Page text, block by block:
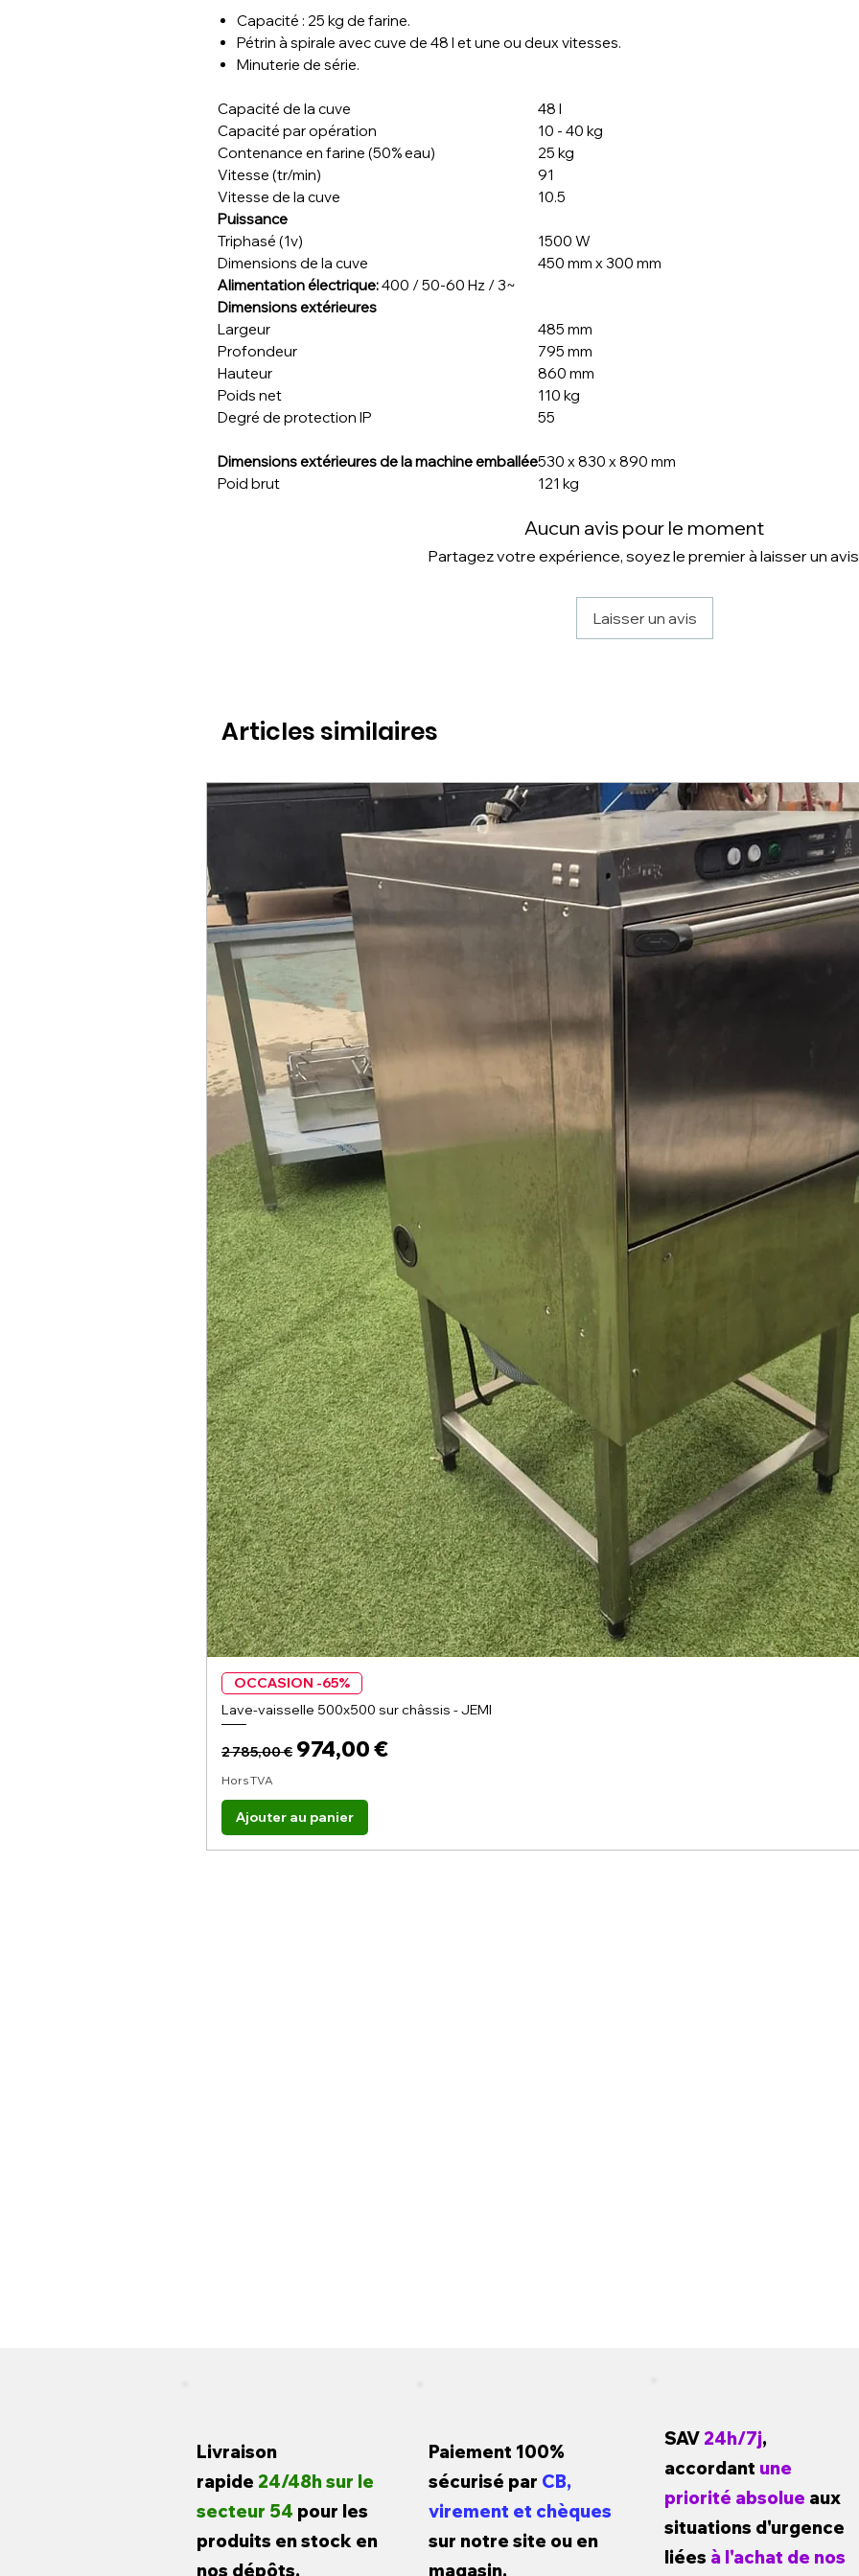
Capacité : 25 kg de farine.
Pétrin à spirale avec cuve de 48 l et une ou deux vitesses.
Minuterie de série.
Capacité de la cuve
48 l
Capacité par opération
10 - 40 kg
Contenance en farine (50% eau)
25 kg
Vitesse (tr/min)
91
Vitesse de la cuve
10.5
Puissance
Triphasé (1v)
1500 W
Dimensions de la cuve
450 mm x 300 mm
Alimentation électrique:400 / 50-60 Hz / 3~
Dimensions extérieures
Largeur
485 mm
Profondeur
795 mm
Hauteur
860 mm
Poids net
110 kg
Degré de protection IP
55
Dimensions extérieures de la machine emballée530 x 830 x 890 mm
Poid brut
121 kg
Aucun avis pour le moment
Partagez votre expérience, soyez le premier à laisser un
Laisser un avis
Articles similaires
OCCASION -65%
Lave-vaisselle 500x500 sur châssis - JEMI
Prix original
2 785,00 € Prix promotionnel
974,00 €
Hors TVA
Ajouter au panier
Livraison
rapide 24/48h sur le
secteur 54 pour les
produits en stock en
nos dépôts.
Paiement 100%
sécurisé par CB,
virement et chèques
sur notre site ou en
magasin.
SAV 24h/7j,
accordant une
priorité absolue aux
situations d'urgence
liées à l'achat de nos